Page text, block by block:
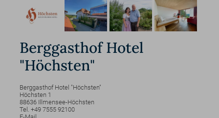
Berggasthof Hotel
"Höchsten"
Berggasthof Hotel "Höchsten"
Höchsten 1
88636 Illmensee-Höchsten
Tel. +49 7555 92100